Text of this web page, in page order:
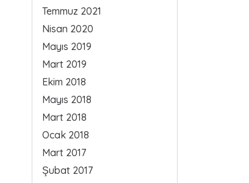
Temmuz 2021
Nisan 2020
Mayıs 2019
Mart 2019
Ekim 2018
Mayıs 2018
Mart 2018
Ocak 2018
Mart 2017
Şubat 2017